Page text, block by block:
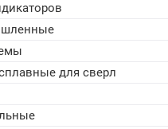
для сверл